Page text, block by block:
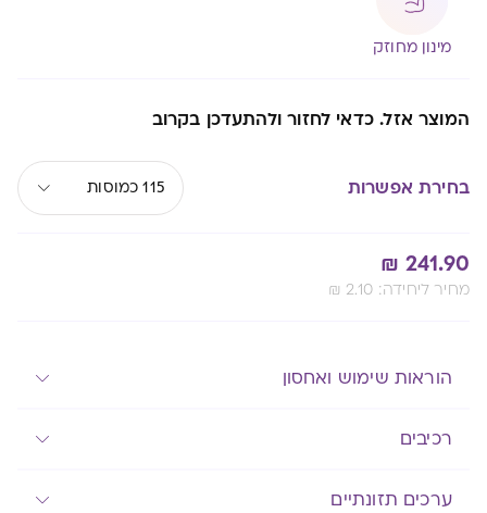
מינון מחוזק
המוצר אזל. כדאי לחזור ולהתעדכן בקרוב
בחירת אפשרות 115 כמוסות
₪ 241.90
₪ 2.10 :מחיר ליחידה
הוראות שימוש ואחסון
רכיבים
ערכים תזונתיים